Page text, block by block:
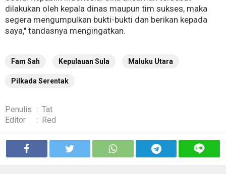
dilakukan oleh kepala dinas maupun tim sukses, maka
segera mengumpulkan bukti-bukti dan berikan kepada
saya," tandasnya mengingatkan.
Fam Sah Kepulauan Sula Maluku Utara
Pilkada Serentak
Penulis : Tat
Editor
: Red